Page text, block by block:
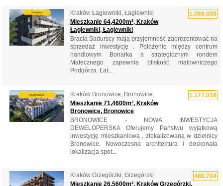
1.088.698
Kraków Łagiewniki, Łagiewniki
Mieszkanie 64,4200m², Kraków
Łagiewniki, Łagiewniki
Bracia Sadurscy mają przyjemność zaprezentować na
sprzedaż inwestycję . Położenie między centrum
handlowym Bonarka a strategicznym rondem
Matecznego zapewnia bliskość malowniczego
Podgórza. Łat...
1.177.018
Kraków Bronowice, Bronowice
Mieszkanie 71,4600m², Kraków
Bronowice, Bronowice
BRONOWICE - NOWA INWESTYCJA
DEWELOPERSKA Oferujemy Państwu wyjątkową
inwestycję mieszkaniową , zlokalizowaną w dzielnicy
Bronowice. Nowoczesna architektura i doskonała
lokalizacja spot...
488.704
Kraków Grzegórzki, Grzegórzki
Mieszkanie 26,5600m², Kraków Grzegórzki,